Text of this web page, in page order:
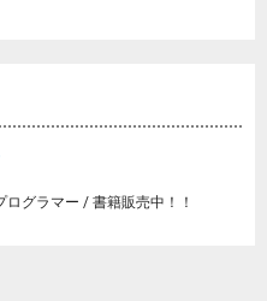
グラマー / 書籍販売中！！